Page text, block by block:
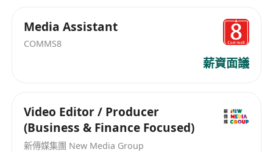
Media Assistant
COMMS8
薪資面議
Video Editor / Producer
(Business & Finance Focused)
新傳媒集團 New Media Group